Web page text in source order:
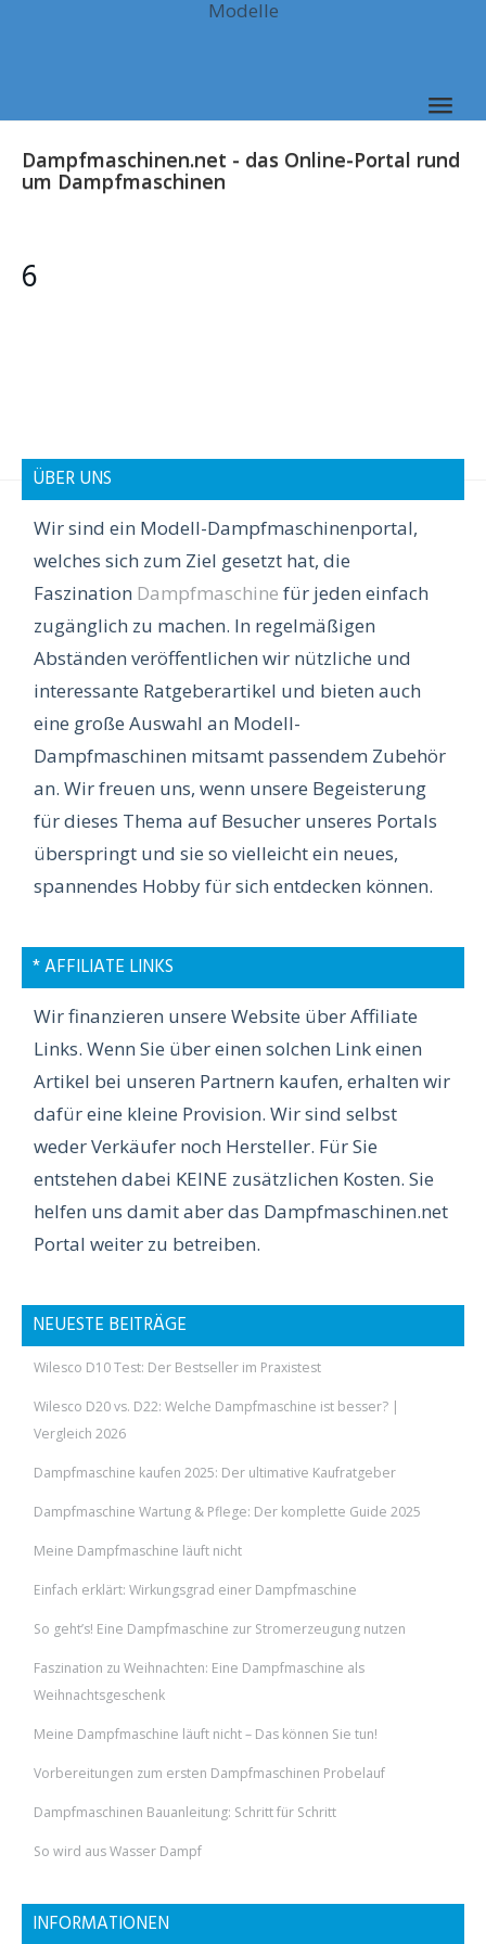
Modelle
Dampfmaschinen.net - das Online-Portal rund
um Dampfmaschinen
6
ÜBER UNS
Wir sind ein Modell-Dampfmaschinenportal,
welches sich zum Ziel gesetzt hat, die
Faszination Dampfmaschine für jeden einfach
zugänglich zu machen. In regelmäßigen
Abständen veröffentlichen wir nützliche und
interessante Ratgeberartikel und bieten auch
eine große Auswahl an Modell-
Dampfmaschinen mitsamt passendem Zubehör
an. Wir freuen uns, wenn unsere Begeisterung
für dieses Thema auf Besucher unseres Portals
überspringt und sie so vielleicht ein neues,
spannendes Hobby für sich entdecken können.
* AFFILIATE LINKS
Wir finanzieren unsere Website über Affiliate
Links. Wenn Sie über einen solchen Link einen
Artikel bei unseren Partnern kaufen, erhalten wir
dafür eine kleine Provision. Wir sind selbst
weder Verkäufer noch Hersteller. Für Sie
entstehen dabei KEINE zusätzlichen Kosten. Sie
helfen uns damit aber das Dampfmaschinen.net
Portal weiter zu betreiben.
NEUESTE BEITRÄGE
Wilesco D10 Test: Der Bestseller im Praxistest
Wilesco D20 vs. D22: Welche Dampfmaschine ist besser? |
Vergleich 2026
Dampfmaschine kaufen 2025: Der ultimative Kaufratgeber
Dampfmaschine Wartung & Pflege: Der komplette Guide 2025
Meine Dampfmaschine läuft nicht
Einfach erklärt: Wirkungsgrad einer Dampfmaschine
So geht’s! Eine Dampfmaschine zur Stromerzeugung nutzen
Faszination zu Weihnachten: Eine Dampfmaschine als
Weihnachtsgeschenk
Meine Dampfmaschine läuft nicht – Das können Sie tun!
Vorbereitungen zum ersten Dampfmaschinen Probelauf
Dampfmaschinen Bauanleitung: Schritt für Schritt
So wird aus Wasser Dampf
INFORMATIONEN